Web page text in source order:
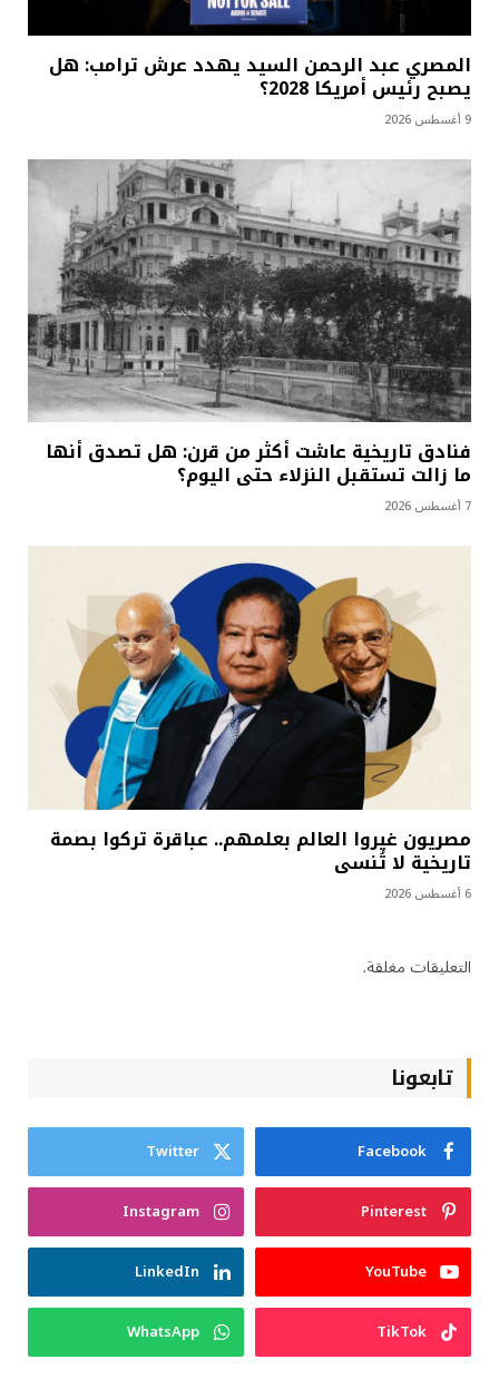
المصري عبد الرحمن السيد يهدد عرش ترامب: هل
يصبح رئيس أمريكا 2028؟
9 أغسطس 2026
فنادق تاريخية عاشت أكثر من قرن: هل تصدق أنها
ما زالت تستقبل النزلاء حتى اليوم؟
7 أغسطس 2026
مصريون غيروا العالم بعلمهم.. عباقرة تركوا بصمة
تاريخية لا تُنسى
6 أغسطس 2026
التعليقات مغلقة.
تابعونا
Facebook
Twitter
Pinterest
Instagram
YouTube
LinkedIn
TikTok
WhatsApp